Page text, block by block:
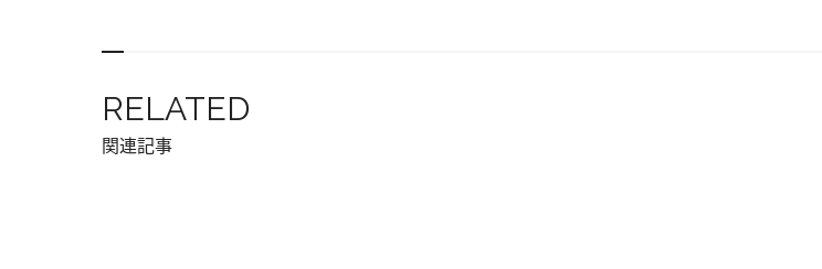
RELATED
関連記事